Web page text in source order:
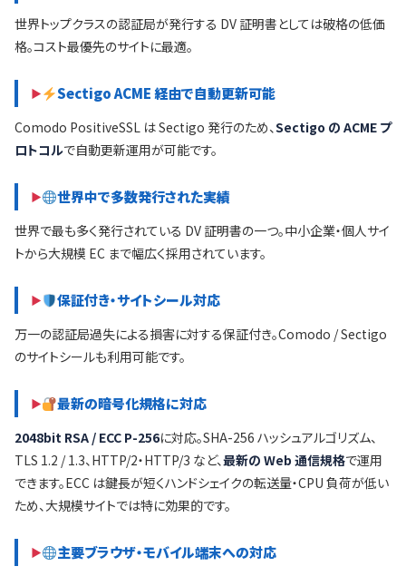
世界トップクラスの認証局が発行する DV 証明書としては破格の低価
格。コスト最優先のサイトに最適。
Sectigo ACME 経由で自動更新可能
Comodo PositiveSSL は Sectigo 発行のため、Sectigo の ACME プ
ロトコルで自動更新運用が可能です。
世界中で多数発行された実績
世界で最も多く発行されている DV 証明書の一つ。中小企業・個人サイ
トから大規模 EC まで幅広く採用されています。
保証付き・サイトシール対応
万一の認証局過失による損害に対する保証付き。Comodo / Sectigo
のサイトシールも利用可能です。
最新の暗号化規格に対応
2048bit RSA / ECC P-256に対応。SHA-256 ハッシュアルゴリズム、
TLS 1.2 / 1.3、HTTP/2・HTTP/3 など、最新の Web 通信規格で運用
できます。ECC は鍵長が短くハンドシェイクの転送量・CPU 負荷が低い
ため、大規模サイトでは特に効果的です。
主要ブラウザ・モバイル端末への対応